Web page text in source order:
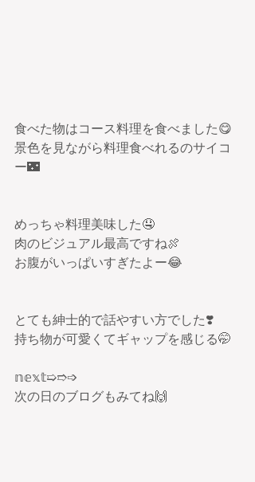
食べた物はコース料理を食べました😋
景色を見ながら料理食べれるのサイコ
ー🌃
めっちゃ料理美味した🤤
肉のビジュアル最高ですね🍖
お腹がいっぱいすぎたよー😂
とても紳士的で話やすい方でした❣️
持ち物が可愛くてギャップを感じる🤭
𝕟𝕖𝕩𝕥➯➱➩
次の日のブログもみてね🙌